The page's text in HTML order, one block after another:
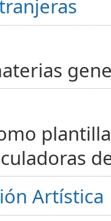
Artística